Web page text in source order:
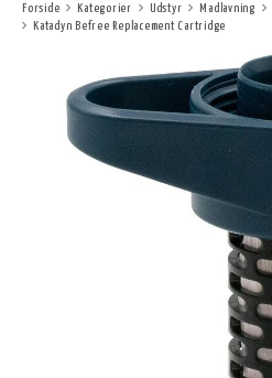
Forside Kategorier Udstyr Madlavning
Katadyn Befree Replacement Cartridge